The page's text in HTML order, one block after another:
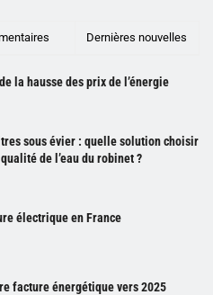
Dernières nouvelles
la hausse des prix de l’énergie
sous évier : quelle solution choisir
de l’eau du robinet ?
électrique en France
facture énergétique vers 2025